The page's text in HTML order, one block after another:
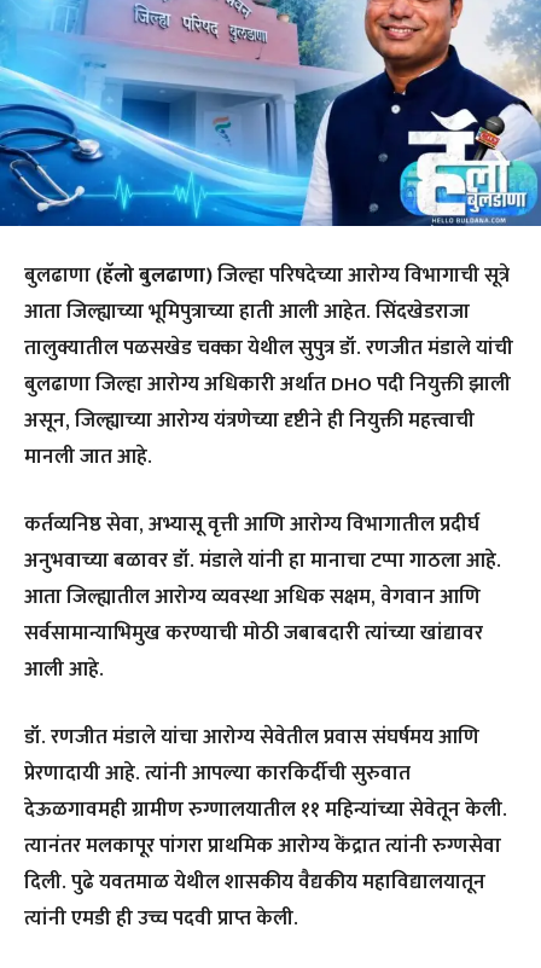
बुलढाणा(हॅलो बुलढाणा)जिल्हा परिषदेच्या आरोग्य विभागाची सूत्रे
आता जिल्ह्याच्या भूमिपुत्राच्या हाती आली आहेत. सिंदखेडराजा
तालुक्यातील पळसखेड चक्का येथील सुपुत्र डॉ. रणजीत मंडाले यांची
बुलढाणा जिल्हा आरोग्य अधिकारी अर्थात DHO पदी नियुक्ती झाली
असून, जिल्ह्याच्या आरोग्य यंत्रणेच्या दृष्टीने ही नियुक्ती महत्त्वाची
मानली जात आहे.
कर्तव्यनिष्ठ सेवा, अभ्यासू वृत्ती आणि आरोग्य विभागातील प्रदीर्घ
अनुभवाच्या बळावर डॉ. मंडाले यांनी हा मानाचा टप्पा गाठला आहे.
आता जिल्ह्यातील आरोग्य व्यवस्था अधिक सक्षम, वेगवान आणि
सर्वसामान्याभिमुख करण्याची मोठी जबाबदारी त्यांच्या खांद्यावर
आली आहे.
डॉ. रणजीत मंडाले यांचा आरोग्य सेवेतील प्रवास संघर्षमय आणि
प्रेरणादायी आहे. त्यांनी आपल्या कारकिर्दीची सुरुवात
देऊळगावमही ग्रामीण रुग्णालयातील ११ महिन्यांच्या सेवेतून केली.
त्यानंतर मलकापूर पांगरा प्राथमिक आरोग्य केंद्रात त्यांनी रुग्णसेवा
दिली. पुढे यवतमाळ येथील शासकीय वैद्यकीय महाविद्यालयातून
त्यांनी एमडी ही उच्च पदवी प्राप्त केली.